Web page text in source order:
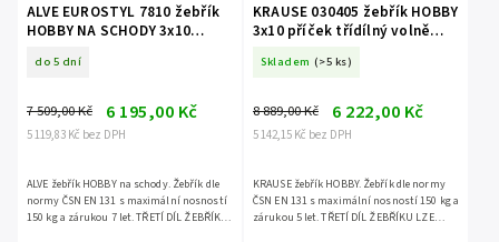
ALVE EUROSTYL 7810 žebřík
HOBBY NA SCHODY 3x10
do 5 dní
5 119,83 Kč bez DPH
7 509,00 Kč 6 195,00 Kč
ALVE žebřík HOBBY na schody. Žebřík dle
normy ČSN EN 131 s maximální nosností
150 kg a zárukou 7 let. TŘETÍ DÍL ŽEBŘÍKU
KRAUSE 030405 žebřík HOBBY
3x10 příček třídílný volně
Skladem (>5 ks)
5 142,15 Kč bez DPH
8 889,00 Kč 6 222,00 Kč
KRAUSE žebřík HOBBY. Žebřík dle normy
ČSN EN 131 s maximální nosností 150 kg a
zárukou 5 let. TŘETÍ DÍL ŽEBŘÍKU LZE